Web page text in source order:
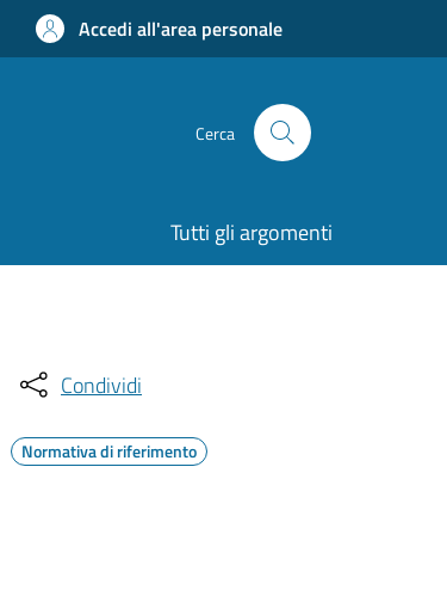
Accedi all'area personale
Cerca
Tutti gli argomenti
Condividi
Normativa di riferimento